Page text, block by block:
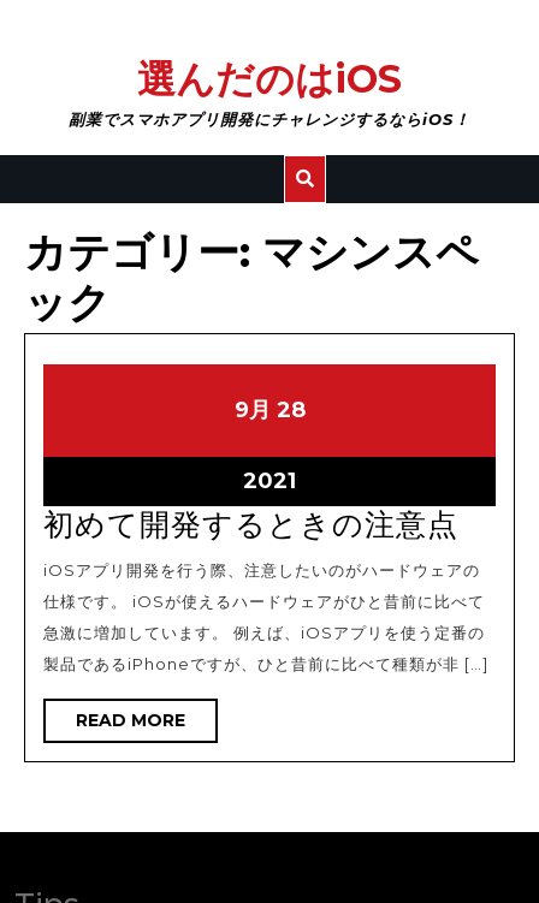
選んだのはiOS
副業でスマホアプリ開発にチャレンジするならiOS！
カテゴリー: マシンスペ
ック
9月 21.9.28
2821.9.28
2021
初めて開発するときの注意点
め
て
開
発
iOSアプリ開発を行う際、注意したいのがハードウェアの
仕様です。 iOSが使えるハードウェアがひと昔前に比べて
急激に増加しています。 例えば、iOSアプリを使う定番の
製品であるiPhoneですが、ひと昔前に比べて種類が非 […]
READ MOREREAD
MORE